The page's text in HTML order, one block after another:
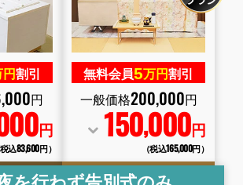
割引
,000円
円
税込83,600円）
無料会員5万円割引
一般価格200,000円
150,000円
（税込165,000円）